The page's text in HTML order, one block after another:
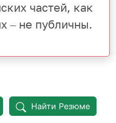
частей, как
– не публичны.
Найти Резюме